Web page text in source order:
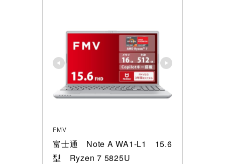
FMV
富士通　Note A WA1-L1　15.6
型　Ryzen 7 5825U